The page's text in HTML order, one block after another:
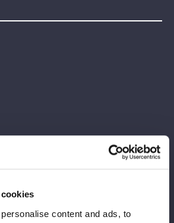
content and ads, to
なる場合がございます。あらかじめご了